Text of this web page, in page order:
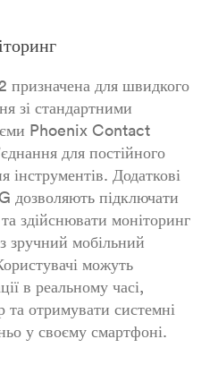
для швидкого
зі стандартними
Phoenix Contact
для постійного
інструментів. Додаткові
дозволяють підключати
здійснювати моніторинг
зручний мобільний
можуть
в реальному часі,
та отримувати системні
у своєму смартфоні.